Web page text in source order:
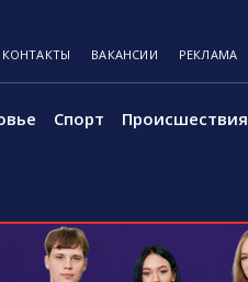
КОНТАКТЫ ВАКАНСИИ РЕКЛАМА
Спорт Происшествия